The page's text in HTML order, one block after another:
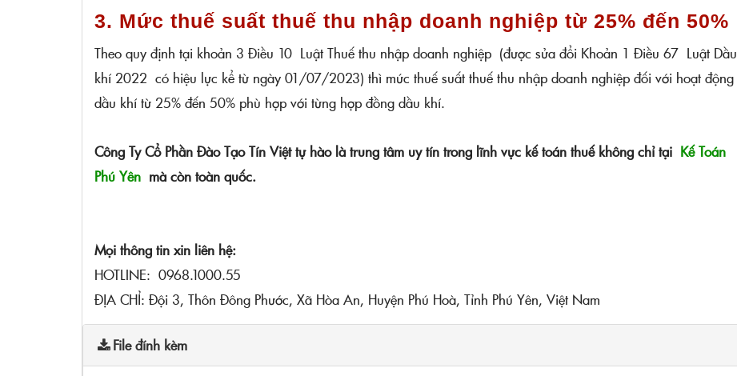
3. Mức thuế suất thuế thu nhập doanh nghiệp từ 25% đến 50%
Theo quy định tại khoản 3 Điều 10 Luật Thuế thu nhập doanh nghiệp (được sửa đổi Khoản 1 Điều 67 Luật Dầu
khí 2022 có hiệu lực kể từ ngày 01/07/2023) thì mức thuế suất thuế thu nhập doanh nghiệp đối với hoạt động
dầu khí từ 25% đến 50% phù hợp với từng hợp đồng dầu khí.
Công Ty Cổ Phần Đào Tạo Tín Việt tự hào là trung tâm uy tín trong lĩnh vực kế toán thuế không chỉ tại Kế Toán
Phú Yên mà còn toàn quốc.
Mọi thông tin xin liên hệ:
HOTLINE: 0968.1000.55
ĐỊA CHỈ: Đội 3, Thôn Đông Phước, Xã Hòa An, Huyện Phú Hoà, Tỉnh Phú Yên, Việt Nam
File đính kèm